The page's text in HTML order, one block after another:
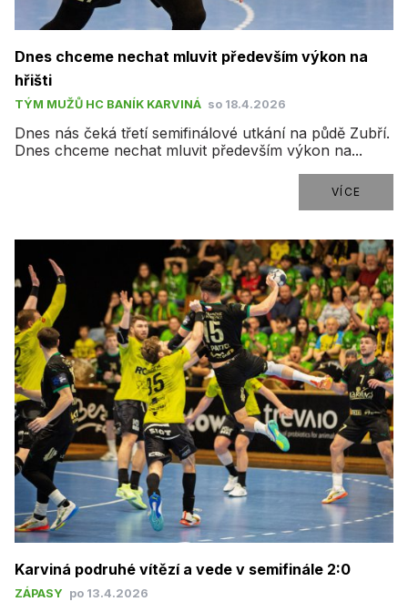
Dnes chceme nechat mluvit především výkon na
hřišti
TÝM MUŽŮ HC BANÍK KARVINÁ so 18.4.2026
Dnes nás čeká třetí semifinálové utkání na půdě Zubří.
Dnes chceme nechat mluvit především výkon na...
VÍCE
Karviná podruhé vítězí a vede v semifinále 2:0
ZÁPASY po 13.4.2026